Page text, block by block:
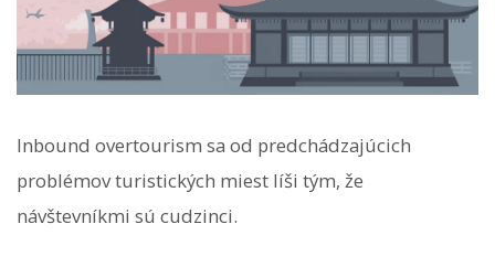
Inbound overtourism sa od predchádzajúcich
problémov turistických miest líši tým, že
návštevníkmi sú cudzinci.